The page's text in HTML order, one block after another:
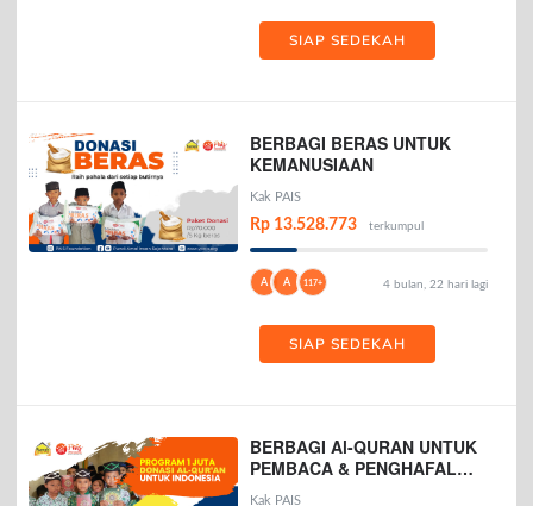
SIAP SEDEKAH
BERBAGI BERAS UNTUK
KEMANUSIAAN
Kak PAIS
Rp 13.528.773 terkumpul
A A 117+ 4 bulan, 22 hari lagi
SIAP SEDEKAH
BERBAGI Al-QURAN UNTUK
PEMBACA & PENGHAFAL
AL-QURAN
Kak PAIS